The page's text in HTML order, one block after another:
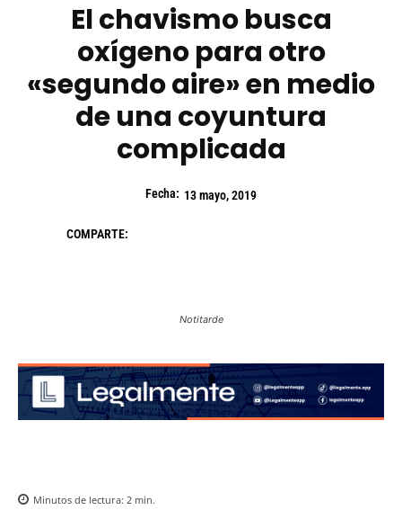
El chavismo busca
oxígeno para otro
«segundo aire» en medio
de una coyuntura
complicada
Fecha: 13 mayo, 2019
COMPARTE:
Notitarde
Minutos de lectura: 2 min.